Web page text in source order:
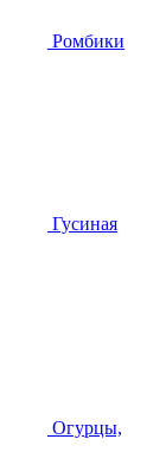
Ромбики
Гусиная
Огурцы,